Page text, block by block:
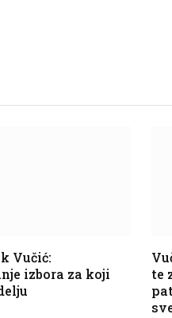
Vučić:
izbora za koji
te